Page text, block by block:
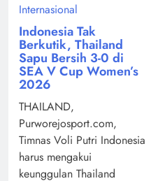
Internasional
Indonesia Tak
Berkutik, Thailand
Sapu Bersih 3-0 di
SEA V Cup Women’s
2026
THAILAND,
Purworejosport.com,
Timnas Voli Putri Indonesia
harus mengakui
keunggulan Thailand